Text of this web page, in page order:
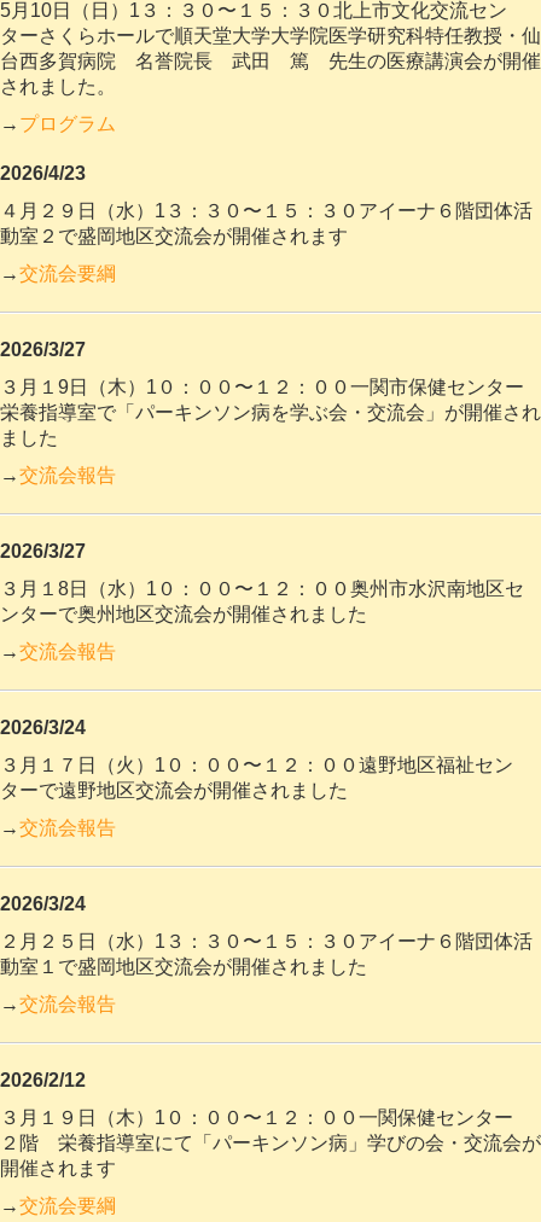
5月10日（日）1３：３０〜１５：３０北上市文化交流セン
ターさくらホールで順天堂大学大学院医学研究科特任教授・仙
台西多賀病院 名誉院長 武田 篤 先生の医療講演会が開催
されました。
→ プログラム
2026/4/23
４月２９日（水）1３：３０〜１５：３０アイーナ６階団体活
動室２で盛岡地区交流会が開催されます
→交流会要綱
2026/3/27
３月１9日（木）1０：００〜１２：００一関市保健センター
栄養指導室で「パーキンソン病を学ぶ会・交流会」が開催され
ました
→交流会報告
2026/3/27
３月１8日（水）1０：００〜１２：００奥州市水沢南地区セ
ンターで奥州地区交流会が開催されました
→交流会報告
2026/3/24
３月１７日（火）1０：００〜１２：００遠野地区福祉セン
ターで遠野地区交流会が開催されました
→交流会報告
2026/3/24
２月２５日（水）1３：３０〜１５：３０アイーナ６階団体活
動室１で盛岡地区交流会が開催されました
→交流会報告
2026/2/12
３月１９日（木）1０：００〜１２：００一関保健センター
２階 栄養指導室にて「パーキンソン病」学びの会・交流会が
開催されます
→交流会要綱